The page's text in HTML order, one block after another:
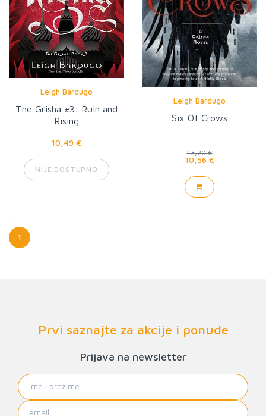
Leigh Bardugo
The Grisha #3: Ruin and
Rising
10,49 €
NIJE DOSTUPNO
Leigh Bardugo
Six Of Crows
13,20 €
10,56 €
1
Prvi saznajte za akcije i ponude
Prijava na newsletter